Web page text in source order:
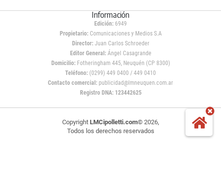
Información
Edición: 6949
Propietario:Comunicaciones y Medios S.A
Director: Juan Carlos Schroeder
Editor General:Ángel Casagrande
Domicilio:Fotheringham 445, Neuquén (CP 8300)
Teléfono: (0299) 449 0400 / 449 0410
Contacto comercial: publicidad@lmneuquen.com.ar
Registro DNA: 123442625
Copyright LMCipolletti.com© 2026,
Todos los derechos reservados